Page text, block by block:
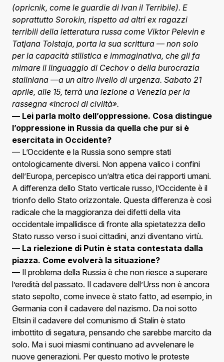
(opricnik, come le guardie di Ivan il Terribile). E
soprattutto Sorokin, rispetto ad altri ex ragazzi
terribili della letteratura russa come Viktor Pelevin e
Tatjana Tolstaja, porta la sua scrittura — non solo
per la capacità stilistica e immaginativa, che gli fa
mimare il linguaggio di Cechov o della burocrazia
staliniana —a un altro livello di urgenza. Sabato 21
aprile, alle 15, terrà una lezione a Venezia per la
rassegna «Incroci di civiltà».
— Lei parla molto dell’oppressione. Cosa distingue
l’oppressione in Russia da quella che pur si è
esercitata in Occidente?
— L’Occidente e la Russia sono sempre stati
ontologicamente diversi. Non appena valico i confini
dell’Europa, percepisco un’altra etica dei rapporti umani.
A differenza dello Stato verticale russo, l’Occidente è il
trionfo dello Stato orizzontale. Questa differenza è così
radicale che la maggioranza dei difetti della vita
occidentale impallidisce di fronte alla spietatezza dello
Stato russo verso i suoi cittadini, anzi diventano virtù.
— La rielezione di Putin è stata contestata dalla
piazza. Come evolverà la situazione?
— Il problema della Russia è che non riesce a superare
l’eredità del passato. Il cadavere dell’Urss non è ancora
stato sepolto, come invece è stato fatto, ad esempio, in
Germania con il cadavere del nazismo. Da noi sotto
Eltsin il cadavere del comunismo di Stalin è stato
imbottito di segatura, pensando che sarebbe marcito da
solo. Ma i suoi miasmi continuano ad avvelenare le
nuove generazioni. Per questo motivo le proteste